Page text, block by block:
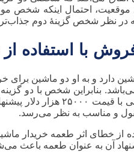
احتمال اینکه شخص
نظر شخص گزینهٔ دوم جذاب‌تر و
با استفاده
۱۵۰۰۰ هزار دلار می‌باشد. بنابراین
و مناسب به نظر می‌رسد.
به عنوان طعمه باعث می‌شود خریدار در